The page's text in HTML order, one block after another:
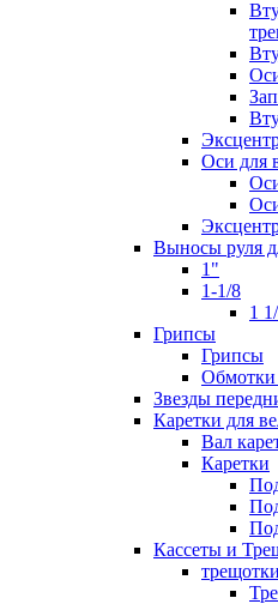
Оси для
Выносы руля
1"
1-1/8
1
Грипсы
Грипсы
Обмотки
Звезды
Каретки для
Вал
Каретки
Кассеты и